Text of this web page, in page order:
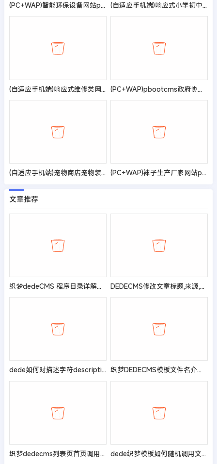
(PC+WAP)智能环保设备网站pbootcms模板 蓝色营销型机械网站源码 (自适应手机端)响应式小学初中作文网站pbootcms模板 文章资讯论文作文个人博客网站源码
(自适应手机端)响应式维修类网站模板 家电维修网站源码 (PC+WAP)pbootcms政府协会类网站模板 红色风格政府网站源码
(自适应手机端)宠物商店宠物装备类网站pbootcms模板 宠物网站源码 (PC+WAP)袜子生产厂家网站pbootcms模板 定制针织袜业网站源码
文章推荐
织梦dedeCMS 程序目录详解以及数据表结构字段 DEDECMS修改文章标题,来源,摘要,作者等字数限制
dede如何对描述字符description限制字数 织梦DEDECMS模板文件名介绍与说明
织梦dedecms列表页首页调用下载地址的办法总结 dede织梦模板如何随机调用文章标签